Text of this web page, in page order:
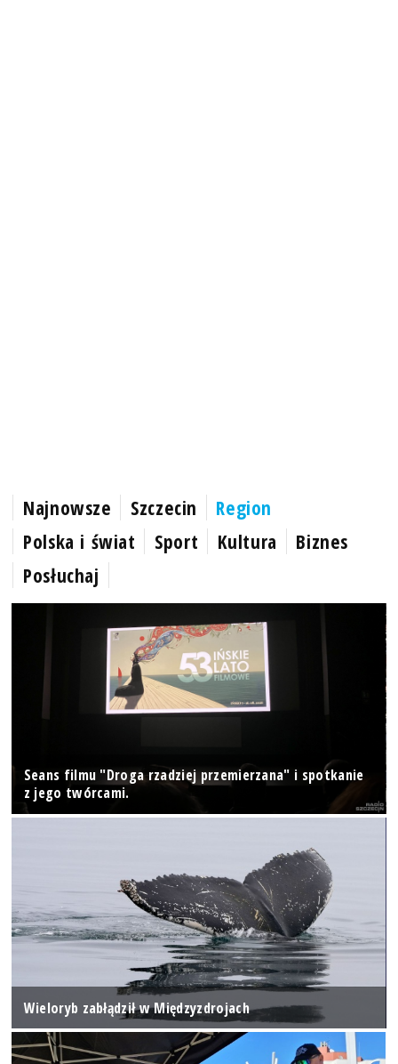
Najnowsze Szczecin
Region
Polska i świat
Sport Kultura
Biznes
Posłuchaj
Seans filmu "Droga rzadziej przemierzana" i spotkanie
z jego twórcami.
Wieloryb zabłądził w Międzyzdrojach